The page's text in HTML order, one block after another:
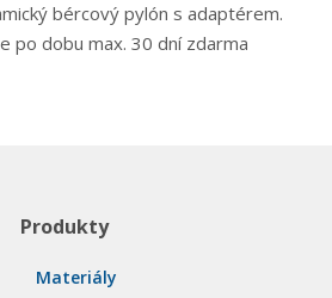
bércový pylón s adaptérem.
po dobu max. 30 dní zdarma
Produkty
Materiály